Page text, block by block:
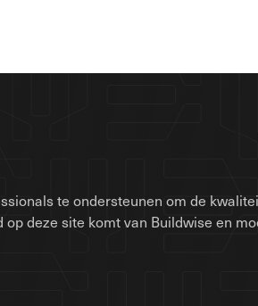
te ondersteunen om de
deze site komt van Buildwise en